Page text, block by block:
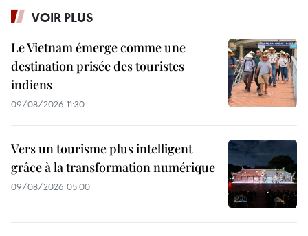
VOIR PLUS
Le Vietnam émerge comme une
destination prisée des touristes
indiens
09/08/2026 11:30
Vers un tourisme plus intelligent
grâce à la transformation numérique
09/08/2026 05:00